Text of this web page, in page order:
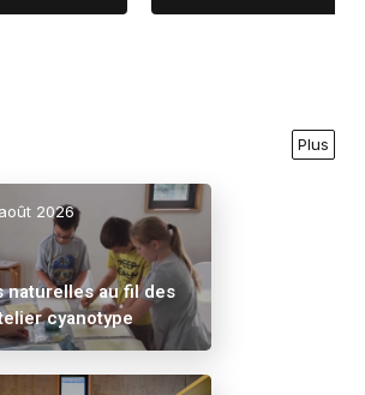
Plus
2026
naturelles au fil des
cyanotype